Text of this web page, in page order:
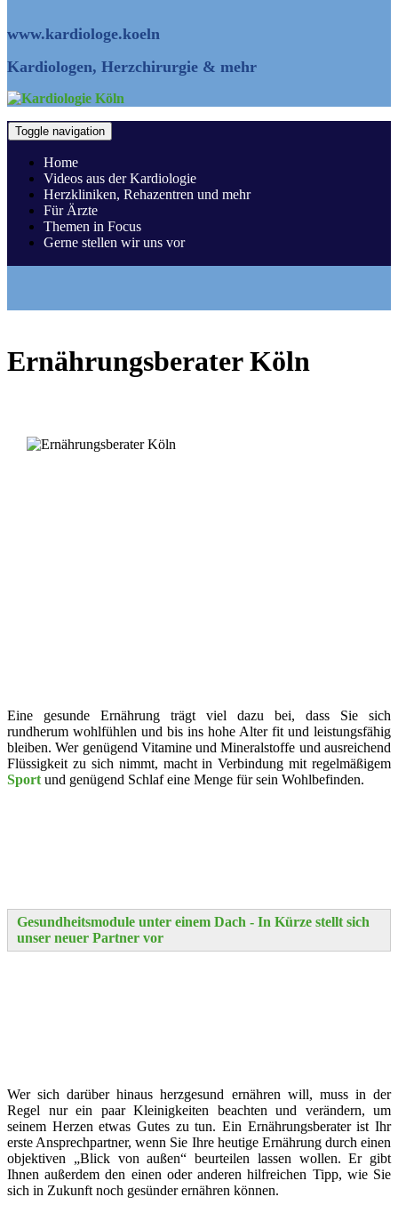
www.kardiologe.koeln
Kardiologen, Herzchirurgie & mehr
Toggle navigation
Home
Videos aus der Kardiologie
Herzkliniken, Rehazentren und mehr
Für Ärzte
Themen in Focus
Gerne stellen wir uns vor
Ernährungsberater Köln
Eine gesunde Ernährung trägt viel dazu bei, dass Sie sich
rundherum wohlfühlen und bis ins hohe Alter fit und leistungsfähig
bleiben. Wer genügend Vitamine und Mineralstoffe und ausreichend
Flüssigkeit zu sich nimmt, macht in Verbindung mit regelmäßigem
Sport und genügend Schlaf eine Menge für sein Wohlbefinden.
Gesundheitsmodule unter einem Dach - In Kürze stellt sich
unser neuer Partner vor
Wer sich darüber hinaus herzgesund ernähren will, muss in der
Regel nur ein paar Kleinigkeiten beachten und verändern, um
seinem Herzen etwas Gutes zu tun. Ein Ernährungsberater ist Ihr
erste Ansprechpartner, wenn Sie Ihre heutige Ernährung durch einen
objektiven „Blick von außen“ beurteilen lassen wollen. Er gibt
Ihnen außerdem den einen oder anderen hilfreichen Tipp, wie Sie
sich in Zukunft noch gesünder ernähren können.